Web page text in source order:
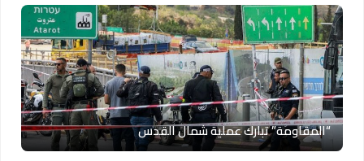
“المقاومة” تبارك عملية شمال القدس